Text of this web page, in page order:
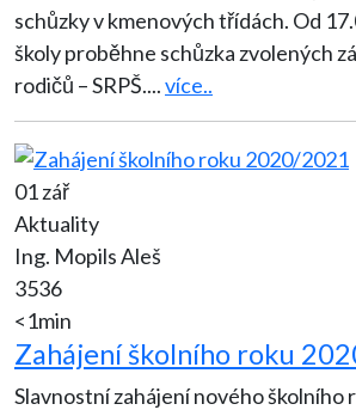
schůzky v kmenových třídách. Od
školy proběhne schůzka zvolených
rodičů – SRPŠ....více..
01 zář
Aktuality
Ing. Mopils Aleš
3536
<1min
Zahájení školního roku
Slavnostní zahájení nového školního